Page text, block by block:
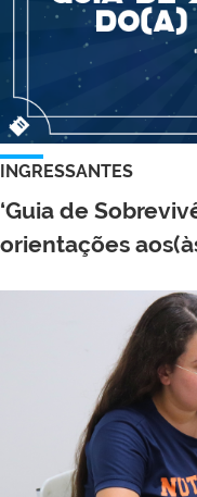
INGRESSANTES
‘Guia de
orientações